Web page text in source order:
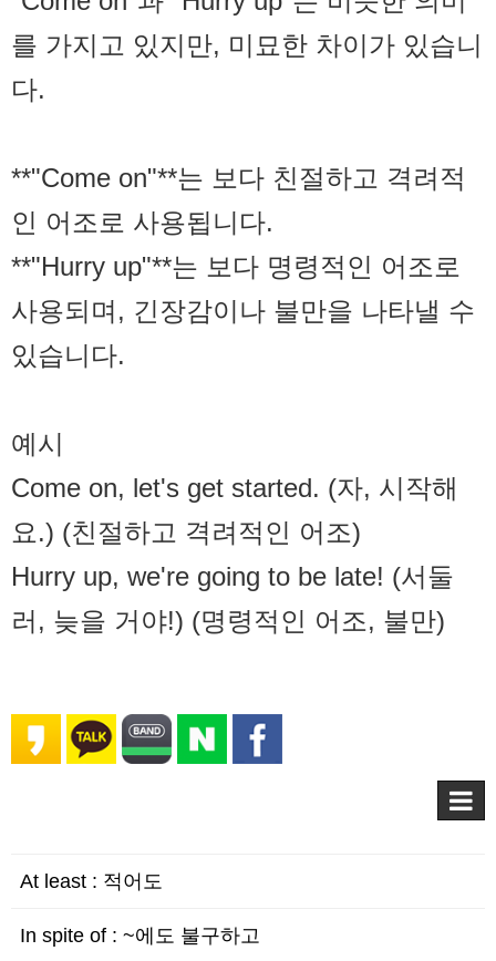
를 가지고 있지만, 미묘한 차이가 있습니
다.
**"Come on"**는 보다 친절하고 격려적
인 어조로 사용됩니다.
**"Hurry up"**는 보다 명령적인 어조로
사용되며, 긴장감이나 불만을 나타낼 수
있습니다.
예시
Come on, let's get started. (자, 시작해
요.) (친절하고 격려적인 어조)
Hurry up, we're going to be late! (서둘
러, 늦을 거야!) (명령적인 어조, 불만)
At least : 적어도
In spite of : ~에도 불구하고